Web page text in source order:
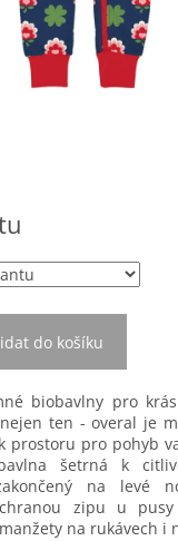
do košíku
biobavlny pro
ten - overal je
prostoru pro pohyb
šetrná k
na levé
zipu u
na rukávech i